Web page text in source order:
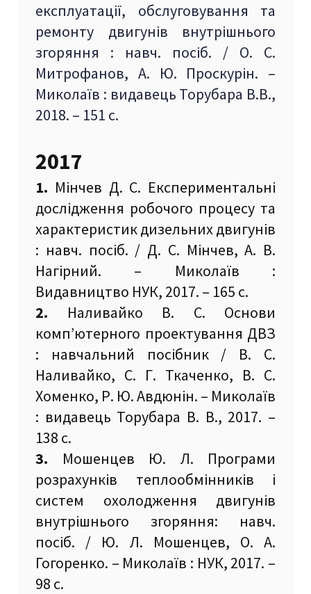
експлуатації, обслуговування та
ремонту двигунів внутрішнього
згоряння : навч. посіб. / О. С.
Митрофанов, А. Ю. Проскурін. –
Миколаїв : видавець Торубара В.В.,
2018. – 151 с.
2017
1. Мінчев Д. С. Експериментальні
дослідження робочого процесу та
характеристик дизельних двигунів
: навч. посіб. / Д. С. Мінчев, А. В.
Нагірний. – Миколаїв :
Видавництво НУК, 2017. – 165 с.
2. Наливайко В. С. Основи
комп’ютерного проектування ДВЗ
: навчальний посібник / В. С.
Наливайко, С. Г. Ткаченко, В. С.
Хоменко, Р. Ю. Авдюнін. – Миколаїв
: видавець Торубара В. В., 2017. –
138 с.
3. Мошенцев Ю. Л. Програми
розрахунків теплообмінників і
систем охолодження двигунів
внутрішнього згоряння: навч.
посіб. / Ю. Л. Мошенцев, О. А.
Гогоренко. – Миколаїв : НУК, 2017. –
98 с.